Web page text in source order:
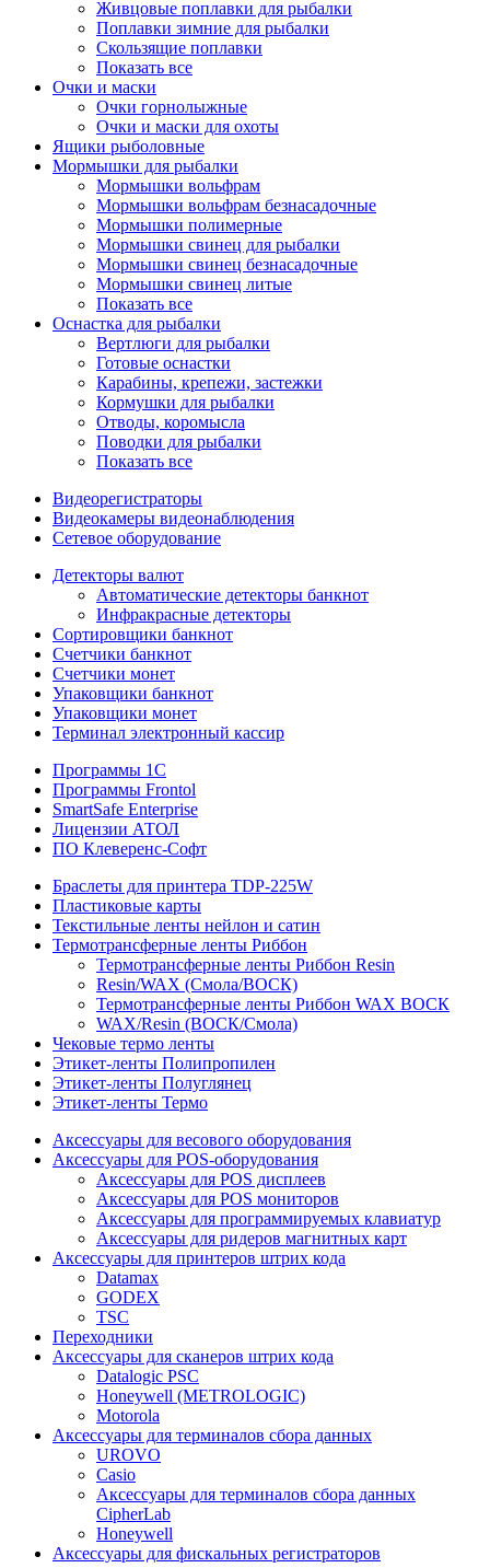
Живцовые поплавки для рыбалки
Поплавки зимние для рыбалки
Скользящие поплавки
Показать все
Очки и маски
Очки горнолыжные
Очки и маски для охоты
Ящики рыболовные
Мормышки для рыбалки
Мормышки вольфрам
Мормышки вольфрам безнасадочные
Мормышки полимерные
Мормышки свинец для рыбалки
Мормышки свинец безнасадочные
Мормышки свинец литые
Показать все
Оснастка для рыбалки
Вертлюги для рыбалки
Готовые оснастки
Карабины, крепежи, застежки
Кормушки для рыбалки
Отводы, коромысла
Поводки для рыбалки
Показать все
Видеорегистраторы
Видеокамеры видеонаблюдения
Сетевое оборудование
Детекторы валют
Автоматические детекторы банкнот
Инфракрасные детекторы
Сортировщики банкнот
Счетчики банкнот
Счетчики монет
Упаковщики банкнот
Упаковщики монет
Терминал электронный кассир
Программы 1C
Программы Frontol
SmartSafe Enterprise
Лицензии АТОЛ
ПО Клеверенс-Софт
Браслеты для принтера TDP-225W
Пластиковые карты
Текстильные ленты нейлон и сатин
Термотрансферные ленты Риббон
Термотрансферные ленты Риббон Resin
Resin/WAX (Смола/ВОСК)
Термотрансферные ленты Риббон WAX ВОСК
WAX/Resin (ВОСК/Смола)
Чековые термо ленты
Этикет-ленты Полипропилен
Этикет-ленты Полуглянец
Этикет-ленты Термо
Аксессуары для весового оборудования
Аксессуары для POS-оборудования
Аксессуары для POS дисплеев
Аксессуары для POS мониторов
Аксессуары для программируемых клавиатур
Аксессуары для ридеров магнитных карт
Аксессуары для принтеров штрих кода
Datamax
GODEX
TSC
Переходники
Аксессуары для сканеров штрих кода
Datalogic PSC
Honeywell (METROLOGIC)
Motorola
Аксессуары для терминалов сбора данных
UROVO
Casio
Аксессуары для терминалов сбора данных
CipherLab
Honeywell
Аксессуары для фискальных регистраторов